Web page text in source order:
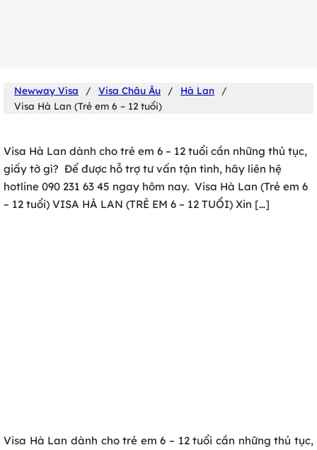
Newway Visa / Visa Châu Âu / Hà Lan
/
Visa Hà Lan (Trẻ em 6 – 12 tuổi)
Visa Hà Lan dành cho trẻ em 6 – 12 tuổi cần những thủ tục,
giấy tờ gì? Để được hỗ trợ tư vấn tận tình, hãy liên hệ
hotline 090 231 63 45 ngay hôm nay. Visa Hà Lan (Trẻ em 6
– 12 tuổi) VISA HÀ LAN (TRẺ EM 6 – 12 TUỔI) Xin […]
Visa Hà Lan dành cho trẻ em 6 – 12 tuổi cần những thủ tục,